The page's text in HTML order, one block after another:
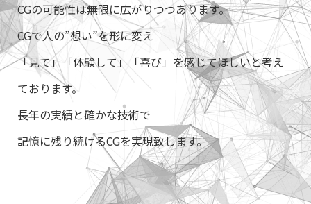
CGの可能性は無限に広がりつつあります。
CGで人の”想い”を形に変え
「見て」「体験して」「喜び」を感じてほしいと考え
ております。
長年の実績と確かな技術で
記憶に残り続けるCGを実現致します。